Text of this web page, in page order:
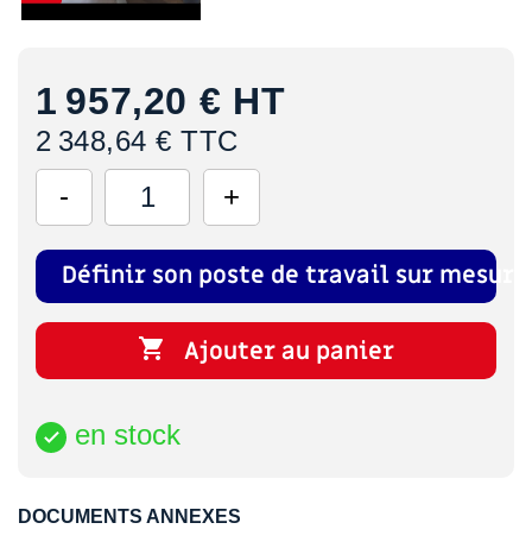
1 957,20 € HT
2 348,64 € TTC
Définir son poste de travail sur mesure
 Ajouter au panier
 en stock
DOCUMENTS ANNEXES